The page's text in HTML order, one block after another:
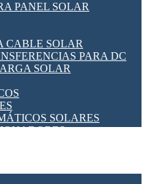
PANEL SOLAR
CABLE SOLAR
PARA DC
SOLAR
SOLARES